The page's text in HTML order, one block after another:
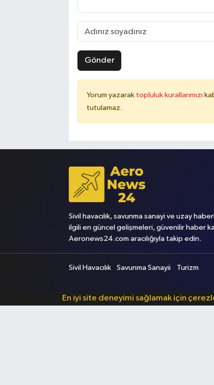
Gönder
Yorum yazarak topluluk kurallarımızı
tutulamaz.
Sivil havacılık, savunma sanayi ve uzay
ilgili en güncel gelişmeleri, güvenilir haber
Aeronews24.com aracılığıyla takip edin.
Sivil Havacılık Savunma Sanayii Turizm
En iyi site deneyimi sağlamak için